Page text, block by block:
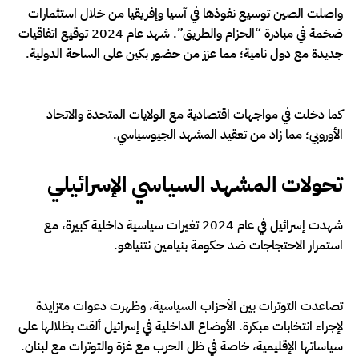
واصلت الصين توسيع نفوذها في آسيا وإفريقيا من خلال استثمارات
ضخمة في مبادرة “الحزام والطريق”. شهد عام 2024 توقيع اتفاقيات
جديدة مع دول نامية؛ مما عزز من حضور بكين على الساحة الدولية.
كما دخلت في مواجهات اقتصادية مع الولايات المتحدة والاتحاد
الأوروبي؛ مما زاد من تعقيد المشهد الجيوسياسي.
تحولات المشهد السياسي الإسرائيلي
شهدت إسرائيل في عام 2024 تغيرات سياسية داخلية كبيرة، مع
استمرار الاحتجاجات ضد حكومة بنيامين نتنياهو.
تصاعدت التوترات بين الأحزاب السياسية، وظهرت دعوات متزايدة
لإجراء انتخابات مبكرة. الأوضاع الداخلية في إسرائيل ألقت بظلالها على
سياساتها الإقليمية، خاصة في ظل الحرب مع غزة والتوترات مع لبنان.